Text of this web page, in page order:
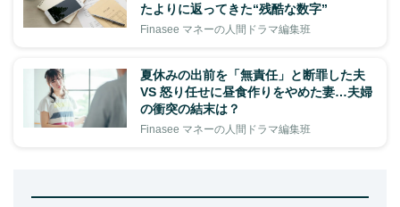
たよりに返ってきた“残酷な数字”
Finasee マネーの人間ドラマ編集班
夏休みの出前を「無責任」と断罪した夫
VS 怒り任せに昼食作りをやめた妻…夫婦
の衝突の結末は？
Finasee マネーの人間ドラマ編集班